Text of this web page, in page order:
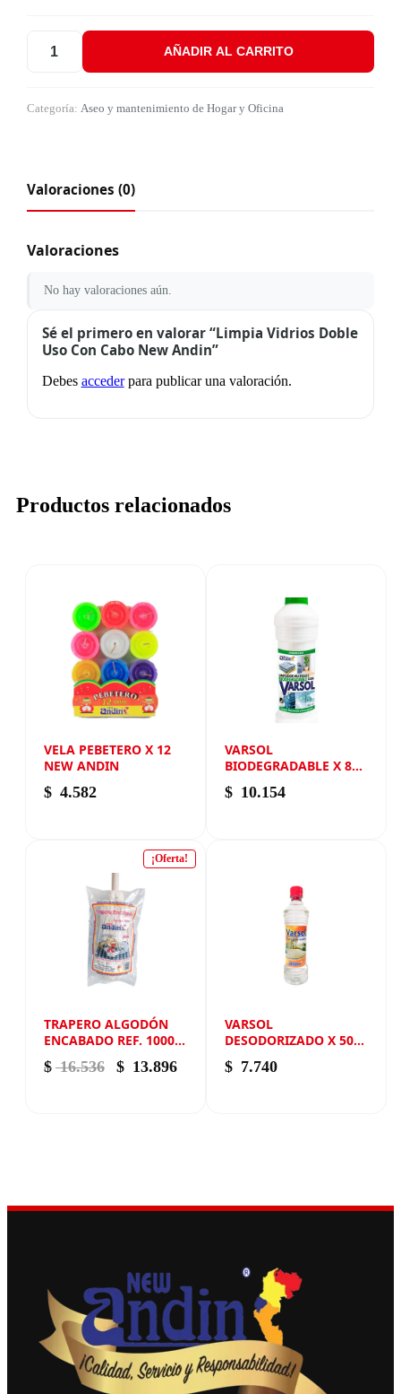
Limpia Vidrios Doble Uso Con Cabo New Andin cantidad
AÑADIR AL CARRITO
Categoría: Aseo y mantenimiento de Hogar y Oficina
Valoraciones (0)
Valoraciones
No hay valoraciones aún.
Sé el primero en valorar “Limpia Vidrios Doble
Uso Con Cabo New Andin”
Debes accederpara publicar una valoración.
Productos relacionados
VELA PEBETERO X 12
NEW ANDIN
$ 4.582
VARSOL
BIODEGRADABLE X 800
ML NEW ANDIN
$ 10.154
¡Oferta!
TRAPERO ALGODÓN
ENCABADO REF. 1000
NEW ANDIN
$ 16.536 El precio original era: $ 16.536.
$ 13.896El precio actual es: $ 13.896.
VARSOL
DESODORIZADO X 500
ML NEW ANDIN
$ 7.740